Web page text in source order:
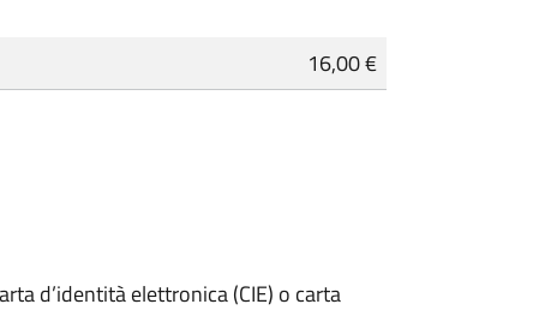
16,00 €
d’identità elettronica (CIE) o carta